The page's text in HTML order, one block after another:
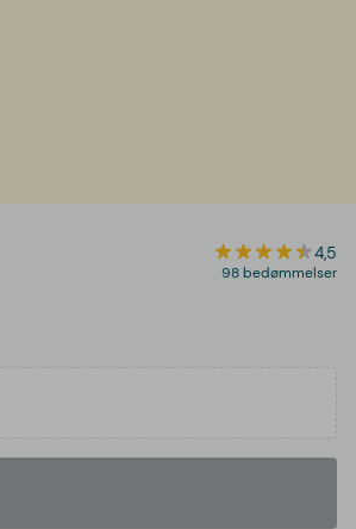
4,5
98 bedømmelser